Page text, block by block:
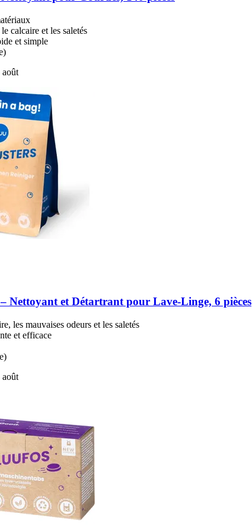
calcaire et les saletés
et simple
Nettoyant et Détartrant pour Lave-​Linge, 6 pièces
les mauvaises odeurs et les saletés
et efficace